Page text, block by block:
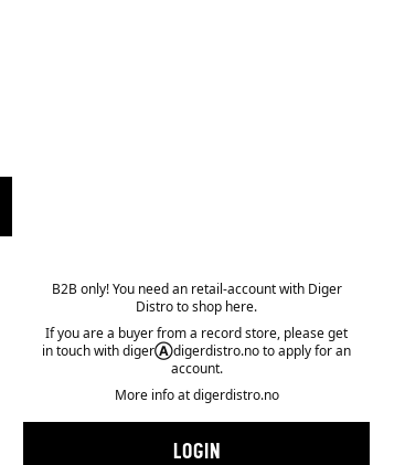
B2B only! You need an retail-account with Diger
Distro to shop here.
If you are a buyer from a record store, please get
in touch with digerⒶdigerdistro.no to apply for an
account.
More info atdigerdistro.no
LOGIN